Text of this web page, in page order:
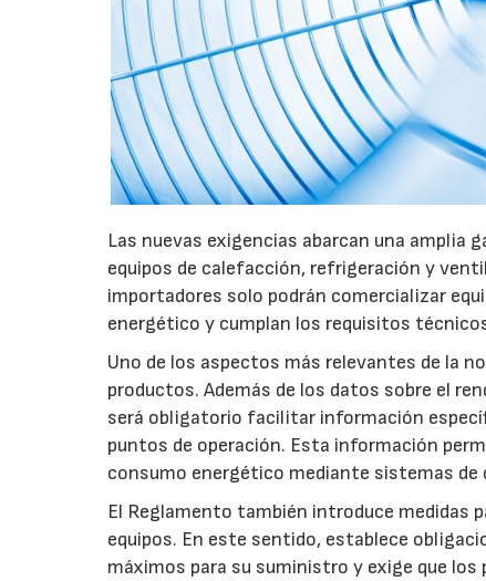
Las nuevas exigencias abarcan una amplia
equipos de calefacción, refrigeración y
importadores solo podrán comercializar
energético y cumplan los requisitos
Uno de los aspectos más relevantes de la
productos. Además de los datos sobre el
será obligatorio facilitar información
puntos de operación. Esta información
consumo energético mediante sistemas
El Reglamento también introduce medidas
equipos. En este sentido, establece
máximos para su suministro y exige que